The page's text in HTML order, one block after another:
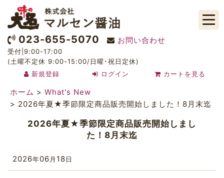
023-655-5070 お問い合わせ
受付|9:00-17:00
(土曜不定休 9:00-15:00/日曜･祝日定休)
新規登録
ログイン カートを見る
ホーム > What's New
> 2026年夏★季節限定商品販売開始しました！8月末迄
2026年夏★季節限定商品販売開始しまし
た！8月末迄
2026年06 月 18日